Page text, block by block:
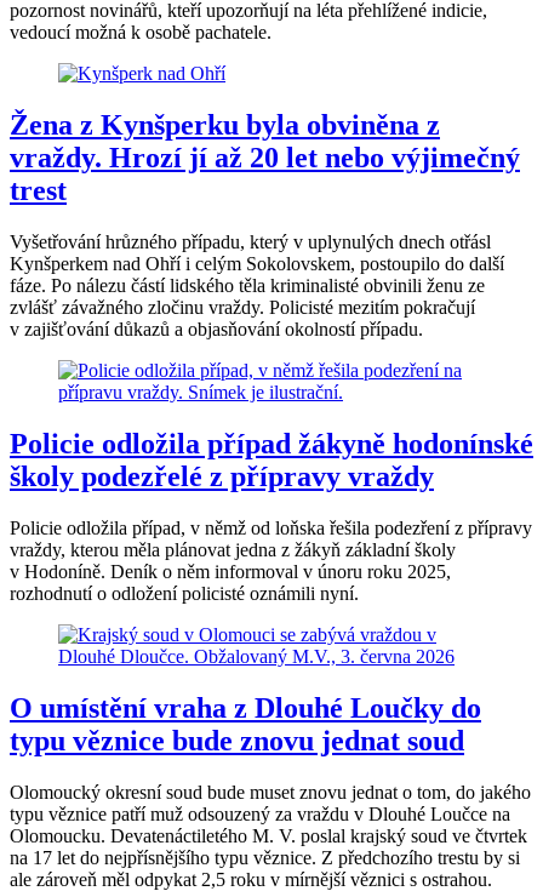
pozornost novinářů, kteří upozorňují na léta přehlížené indicie,
vedoucí možná k osobě pachatele.
Žena z Kynšperku byla obviněna z
vraždy. Hrozí jí až 20 let nebo výjimečný
trest
Vyšetřování hrůzného případu, který v uplynulých dnech otřásl
Kynšperkem nad Ohří i celým Sokolovskem, postoupilo do další
fáze. Po nálezu částí lidského těla kriminalisté obvinili ženu ze
zvlášť závažného zločinu vraždy. Policisté mezitím pokračují
v zajišťování důkazů a objasňování okolností případu.
Policie odložila případ žákyně hodonínské
školy podezřelé z přípravy vraždy
Policie odložila případ, v němž od loňska řešila podezření z přípravy
vraždy, kterou měla plánovat jedna z žákyň základní školy
v Hodoníně. Deník o něm informoval v únoru roku 2025,
rozhodnutí o odložení policisté oznámili nyní.
O umístění vraha z Dlouhé Loučky do
typu věznice bude znovu jednat soud
Olomoucký okresní soud bude muset znovu jednat o tom, do jakého
typu věznice patří muž odsouzený za vraždu v Dlouhé Loučce na
Olomoucku. Devatenáctiletého M. V. poslal krajský soud ve čtvrtek
na 17 let do nejpřísnějšího typu věznice. Z předchozího trestu by si
ale zároveň měl odpykat 2,5 roku v mírnější věznici s ostrahou.